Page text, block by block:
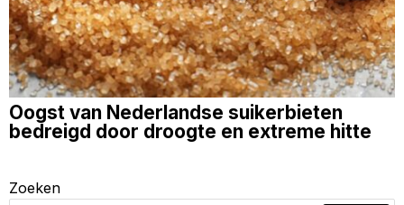
Oogst van Nederlandse suikerbieten
bedreigd door droogte en extreme hitte
Zoeken